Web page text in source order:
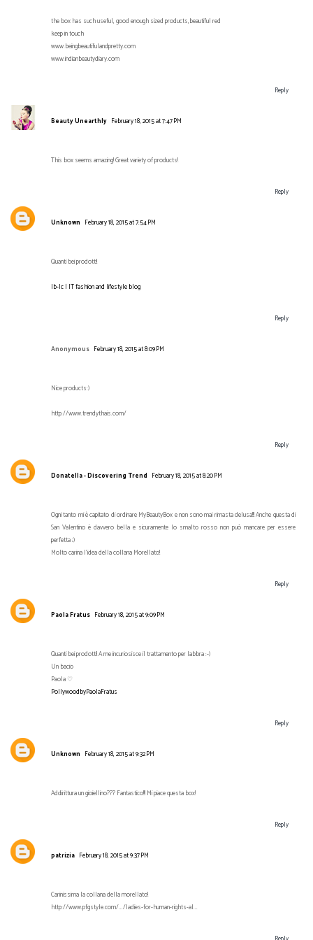
the box has such useful, good enough sized products,beautiful red
keep in touch
www.beingbeautifulandpretty.com
www.indianbeautydiary.com
Reply
Beauty Unearthly February 18, 2015 at 7:47 PM
This box seems amazing! Great variety of products!
Reply
Unknown February 18, 2015 at 7:54 PM
Quanti bei prodotti!
lb-lc | IT fashion and lifestyle blog
Reply
Anonymous February 18, 2015 at 8:09 PM
Nice products:)
http://www.trendythais.com/
Reply
Donatella - Discovering Trend February 18, 2015 at 8:20 PM
Ogni tanto mi è capitato di ordinare MyBeautyBox e non sono mai rimasta delusa!!! Anche questa di
San Valentino è davvero bella e sicuramente lo smalto rosso non può mancare per essere
perfetta ;)
Molto carina l'idea della collana Morellato!
Reply
Paola Fratus February 18, 2015 at 9:09 PM
Quanti bei prodotti! A me incuriosisce il trattamento per labbra :-)
Un bacio
Paola ♡
PollywoodbyPaolaFratus
Reply
Unknown February 18, 2015 at 9:32 PM
Addirittura un gioiellino??? Fantastico!!! Mi piace questa box!
Reply
patrizia February 18, 2015 at 9:37 PM
Carinissima la collana della morellato!
http://www.pfgstyle.com/.../ladies-for-human-rights-al...